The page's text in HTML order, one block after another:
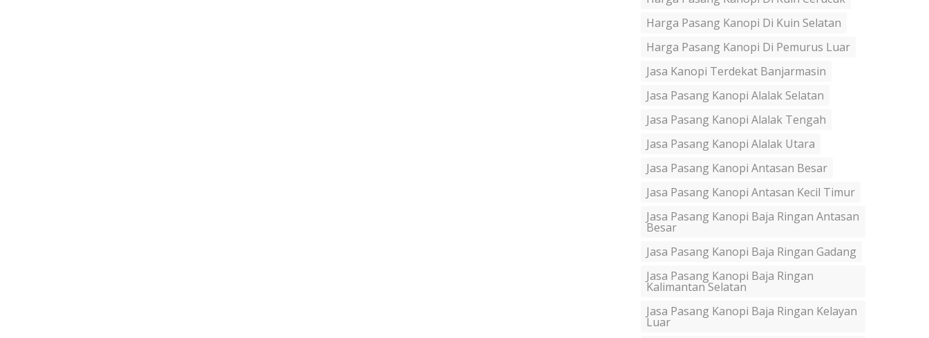
Harga Pasang Kanopi Di Kuin Selatan
Harga Pasang Kanopi Di Pemurus Luar
Jasa Kanopi Terdekat Banjarmasin
Jasa Pasang Kanopi Alalak Selatan
Jasa Pasang Kanopi Alalak Tengah
Jasa Pasang Kanopi Alalak Utara
Jasa Pasang Kanopi Antasan Besar
Jasa Pasang Kanopi Antasan Kecil Timur
Jasa Pasang Kanopi Baja Ringan Antasan
Besar
Jasa Pasang Kanopi Baja Ringan Gadang
Jasa Pasang Kanopi Baja Ringan
Kalimantan Selatan
Jasa Pasang Kanopi Baja Ringan Kelayan
Luar